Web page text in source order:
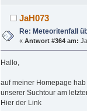
JaH073
Re: Meteoritenfall
«Antwort #364 am:
Hallo,
auf meiner Homepage
unserer Suchtour am
Hier der Link